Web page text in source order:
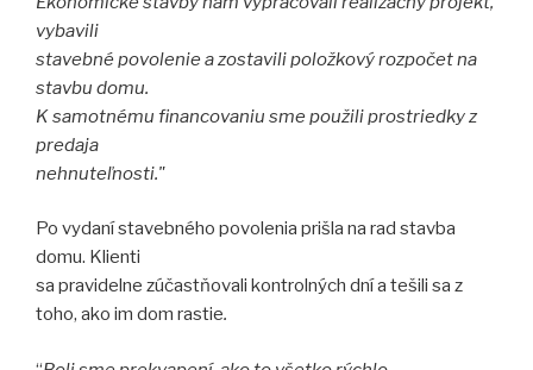
vybavili
stavebné povolenie a zostavili položkový rozpočet na
stavbu domu.
K samotnému financovaniu sme použili prostriedky z
predaja
nehnuteľnosti."
Po vydaní stavebného povolenia prišla na rad stavba
domu. Klienti
sa pravidelne zúčastňovali kontrolných dní a tešili sa z
toho, ako im dom rastie.